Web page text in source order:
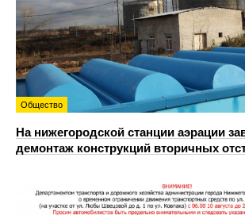
Общество
На нижегородской станции аэрации
демонтаж конструкций вторичных